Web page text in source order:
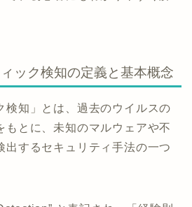
ック検知の定義と基本概念
検知」とは、過去のウイルスの
もとに、未知のマルウェアや不
出するセキュリティ手法の一つ